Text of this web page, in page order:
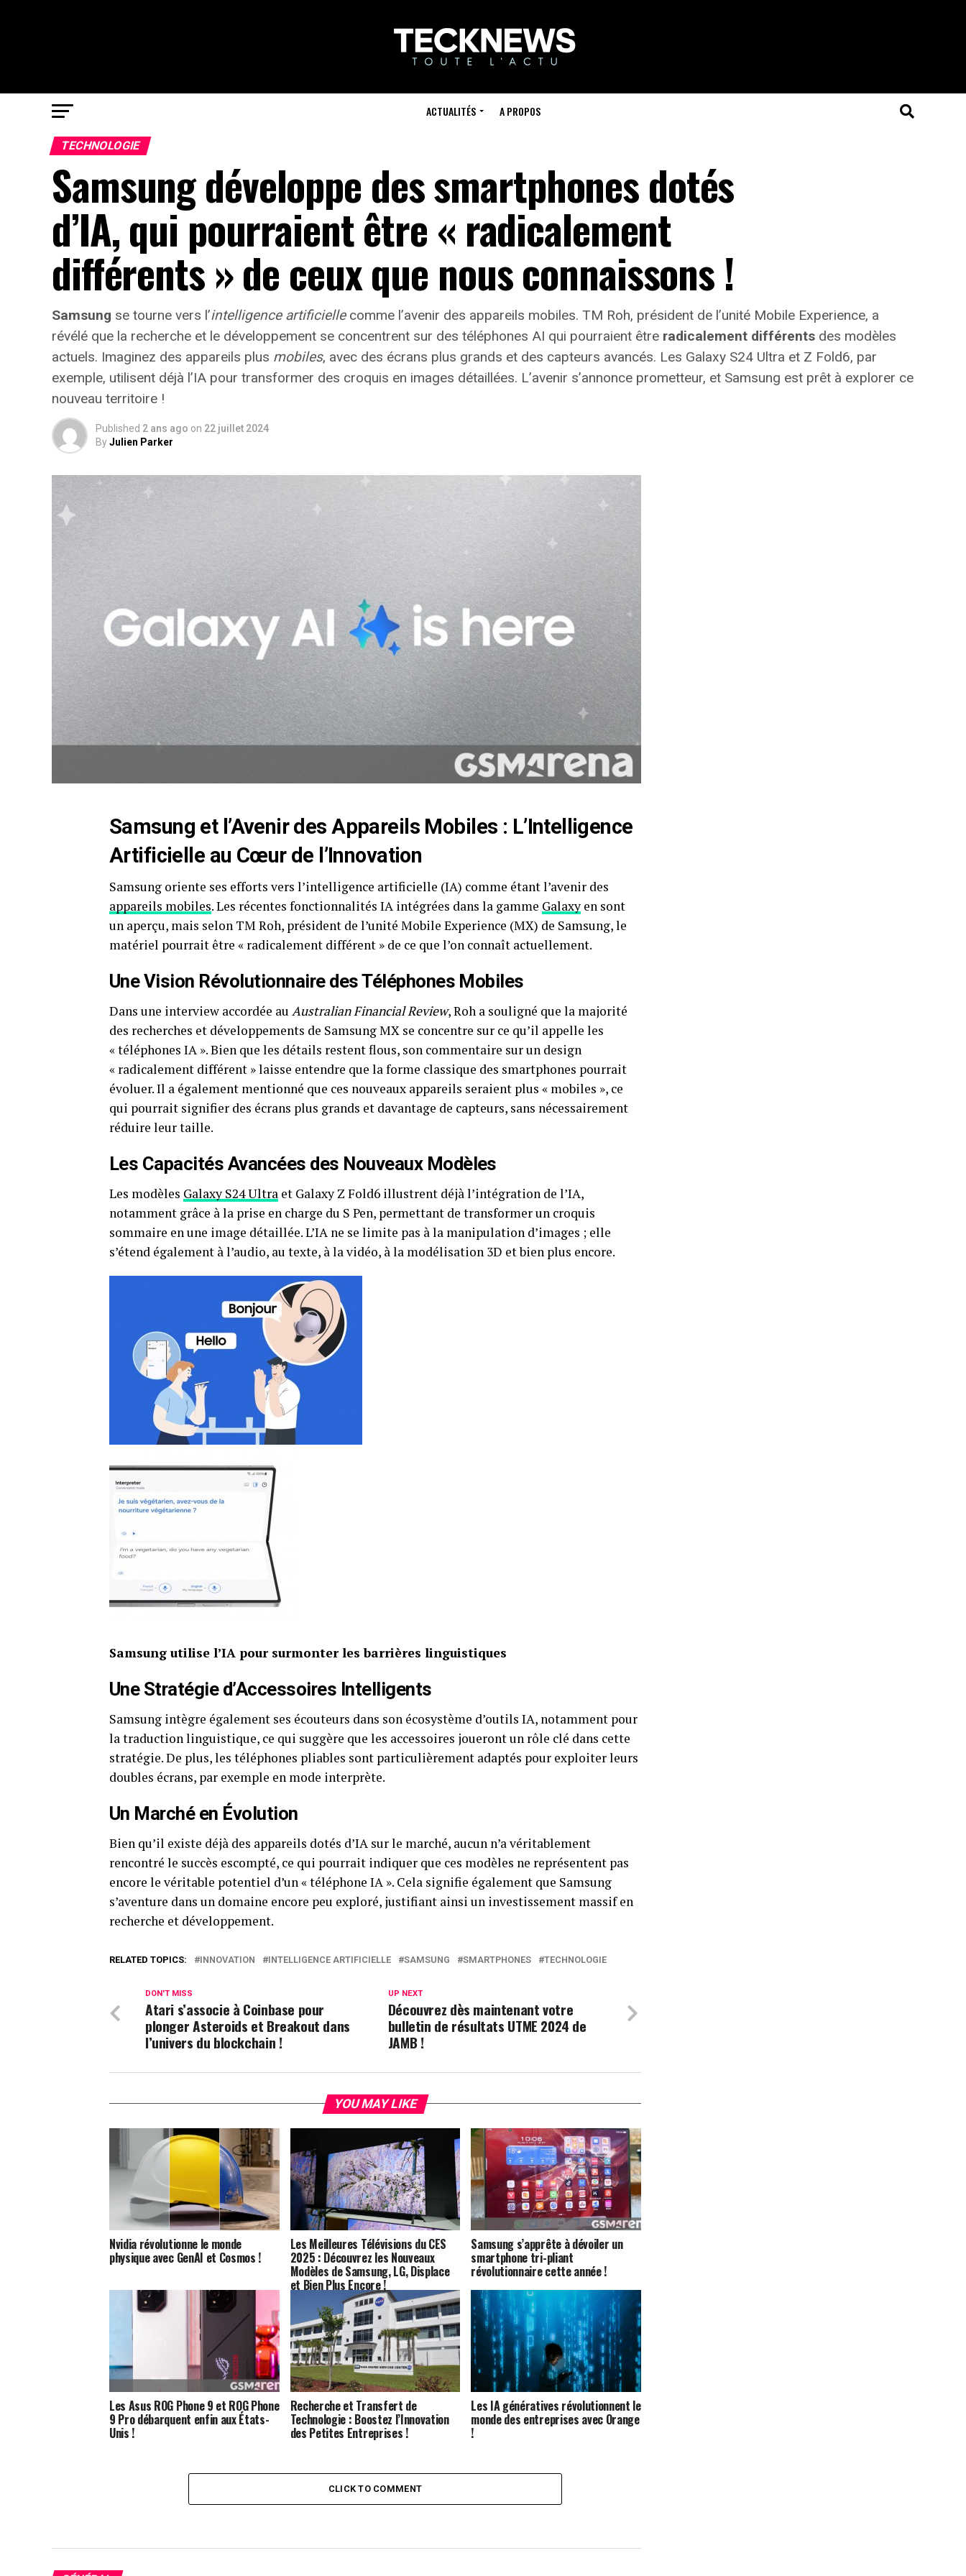
ACTUALITÉS A PROPOS
TECHNOLOGIE
Samsung développe des smartphones dotés
d’IA, qui pourraient être « radicalement
différents » de ceux que nous connaissons !
Samsung se tourne vers l’intelligence artificiellecomme l’avenir des appareils mobiles. TM Roh, président de l’unité Mobile Experience, a
révélé que la recherche et le développement se concentrent sur des téléphones AI qui pourraient être radicalement différents des modèles
actuels. Imaginez des appareils plus mobiles, avec des écrans plus grands et des capteurs avancés. Les Galaxy S24 Ultra et Z Fold6, par
exemple, utilisent déjà l’IA pour transformer des croquis en images détaillées. L’avenir s’annonce prometteur, et Samsung est prêt à explorer ce
nouveau territoire !
Published 2 ans ago on 22 juillet 2024
ByJulien Parker
Samsung et l’Avenir des Appareils Mobiles : L’Intelligence
Artificielle au Cœur de l’Innovation
Samsung oriente ses efforts vers l’intelligence artificielle (IA) comme étant l’avenir des
appareils mobiles. Les récentes fonctionnalités IA intégrées dans la gamme Galaxy en sont
un aperçu, mais selon TM Roh, président de l’unité Mobile Experience (MX) de Samsung, le
matériel pourrait être « radicalement différent » de ce que l’on connaît actuellement.
Une Vision Révolutionnaire des Téléphones Mobiles
Dans une interview accordée au Australian Financial Review, Roh a souligné que la majorité
des recherches et développements de Samsung MX se concentre sur ce qu’il appelle les
« téléphones IA ». Bien que les détails restent flous, son commentaire sur un design
« radicalement différent » laisse entendre que la forme classique des smartphones pourrait
évoluer. Il a également mentionné que ces nouveaux appareils seraient plus « mobiles », ce
qui pourrait signifier des écrans plus grands et davantage de capteurs, sans nécessairement
réduire leur taille.
Les Capacités Avancées des Nouveaux Modèles
Les modèles Galaxy S24 Ultra et Galaxy Z Fold6 illustrent déjà l’intégration de l’IA,
notamment grâce à la prise en charge du S Pen, permettant de transformer un croquis
sommaire en une image détaillée. L’IA ne se limite pas à la manipulation d’images ; elle
s’étend également à l’audio, au texte, à la vidéo, à la modélisation 3D et bien plus encore.
Samsung utilise l’IA pour surmonter les barrières linguistiques
Une Stratégie d’Accessoires Intelligents
Samsung intègre également ses écouteurs dans son écosystème d’outils IA, notamment pour
la traduction linguistique, ce qui suggère que les accessoires joueront un rôle clé dans cette
stratégie. De plus, les téléphones pliables sont particulièrement adaptés pour exploiter leurs
doubles écrans, par exemple en mode interprète.
Un Marché en Évolution
Bien qu’il existe déjà des appareils dotés d’IA sur le marché, aucun n’a véritablement
rencontré le succès escompté, ce qui pourrait indiquer que ces modèles ne représentent pas
encore le véritable potentiel d’un « téléphone IA ». Cela signifie également que Samsung
s’aventure dans un domaine encore peu exploré, justifiant ainsi un investissement massif en
recherche et développement.
RELATED TOPICS: INNOVATION INTELLIGENCE ARTIFICIELLE SAMSUNG SMARTPHONES TECHNOLOGIE
UP NEXT
Découvrez dès maintenant votre
bulletin de résultats UTME 2024 de
JAMB !
DON'T MISS
Atari s’associe à Coinbase pour
plonger Asteroids et Breakout dans
l’univers du blockchain !
YOU MAY LIKE
Nvidia révolutionne le monde
physique avec GenAI et Cosmos !
Les Meilleures Télévisions du CES
2025 : Découvrez les Nouveaux
Modèles de Samsung, LG, Displace
et Bien Plus Encore !
Samsung s’apprête à dévoiler un
smartphone tri-pliant
révolutionnaire cette année !
Les Asus ROG Phone 9 et ROG Phone
9 Pro débarquent enfin aux États-
Unis !
Recherche et Transfert de
Technologie : Boostez l’Innovation
des Petites Entreprises !
Les IA génératives révolutionnent le
monde des entreprises avec Orange
!
CLICK TO COMMENT